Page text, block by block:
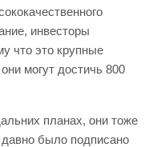
инвесторы
что это крупные
могут достичь 800
планах, они тоже
было подписано